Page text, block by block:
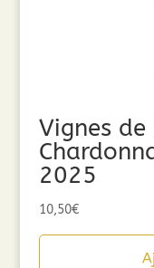
Vignes de
2025
10,50€